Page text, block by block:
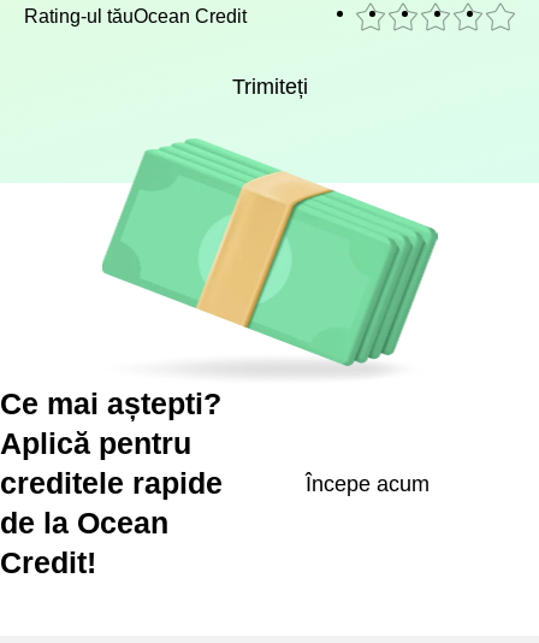
Rating-ul tăuOcean Credit
Trimiteți
Ce mai aștepti?
Aplică pentru
creditele rapide
de la Ocean
Credit!
Începe acum